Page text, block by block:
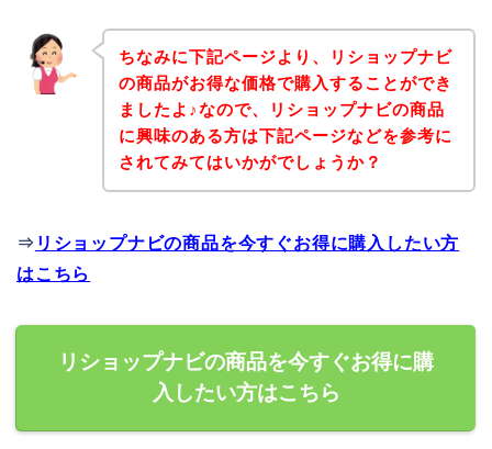
ちなみに下記ページより、リショップナビ
の商品がお得な価格で購入することができ
ましたよ♪なので、リショップナビの商品
に興味のある方は下記ページなどを参考に
されてみてはいかがでしょうか？
⇒ リショップナビの商品を今すぐお得に購入したい方
はこちら
リショップナビの商品を今すぐお得に購
入したい方はこちら